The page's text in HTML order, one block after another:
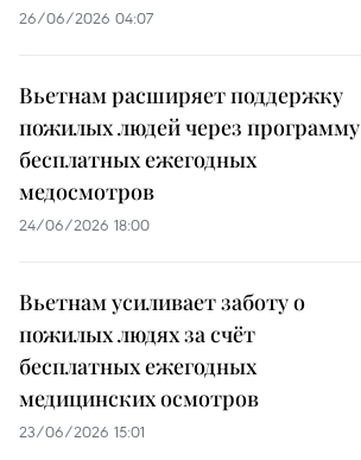
26/06/2026 04:07
Вьетнам расширяет поддержку
пожилых людей через программу
бесплатных ежегодных
медосмотров
24/06/2026 18:00
Вьетнам усиливает заботу о
пожилых людях за счёт
бесплатных ежегодных
медицинских осмотров
23/06/2026 15:01